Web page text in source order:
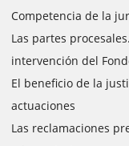
Competencia de la
Las partes
intervención del
El beneficio de la
actuaciones
Las reclamaciones